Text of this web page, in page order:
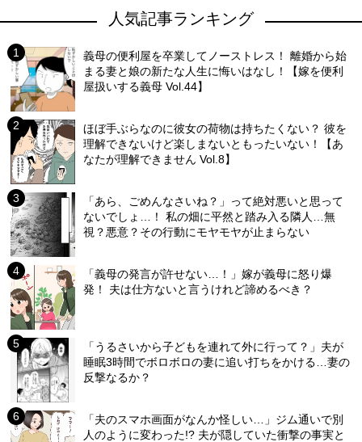
人気記事ランキング
義母の便利屋を卒業してノーストレス！ 離婚から始
まる妻と娘の新たな人生に悔いはなし！【嫁を便利
屋扱いする義母 Vol.44】
ほぼ手ぶらなのに彼女の荷物は持ちたくない？ 彼を
理解できないけど楽しまないともったいない！【あ
なたが理解できません Vol.8】
「あら、ごめんなさいね？」って絶対悪いと思って
ないでしょ…！ 私の畑に平然と踏み入る隣人…無
視？悪意？その行動にモヤモヤが止まらない
「義母の発言が許せない…！」嫁が義母に怒り爆
発！ 夫は仕方ないと言うけれど諦めるべき？
「うるさいから子どもを連れて外に行って？」夫が
睡眠3時間でボロボロの妻に追い打ちをかける…妻の
反撃なるか？
「夫のスマホ画面がなんか怪しい…」ジム通いで別
人のように変わった!? 夫が隠していた衝撃の事実と